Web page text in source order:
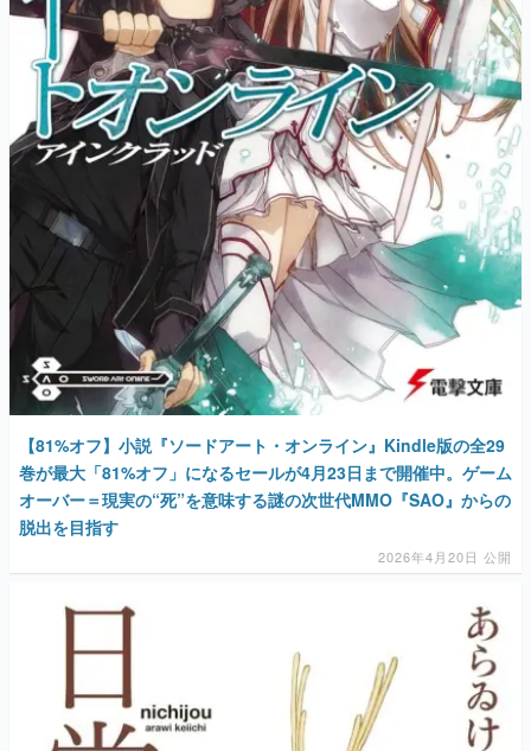
【81%オフ】小説『ソードアート・オンライン』Kindle版の全29
巻が最大「81%オフ」になるセールが4月23日まで開催中。ゲーム
オーバー＝現実の“死”を意味する謎の次世代MMO『SAO』からの
脱出を目指す
2026年4月20日 公開